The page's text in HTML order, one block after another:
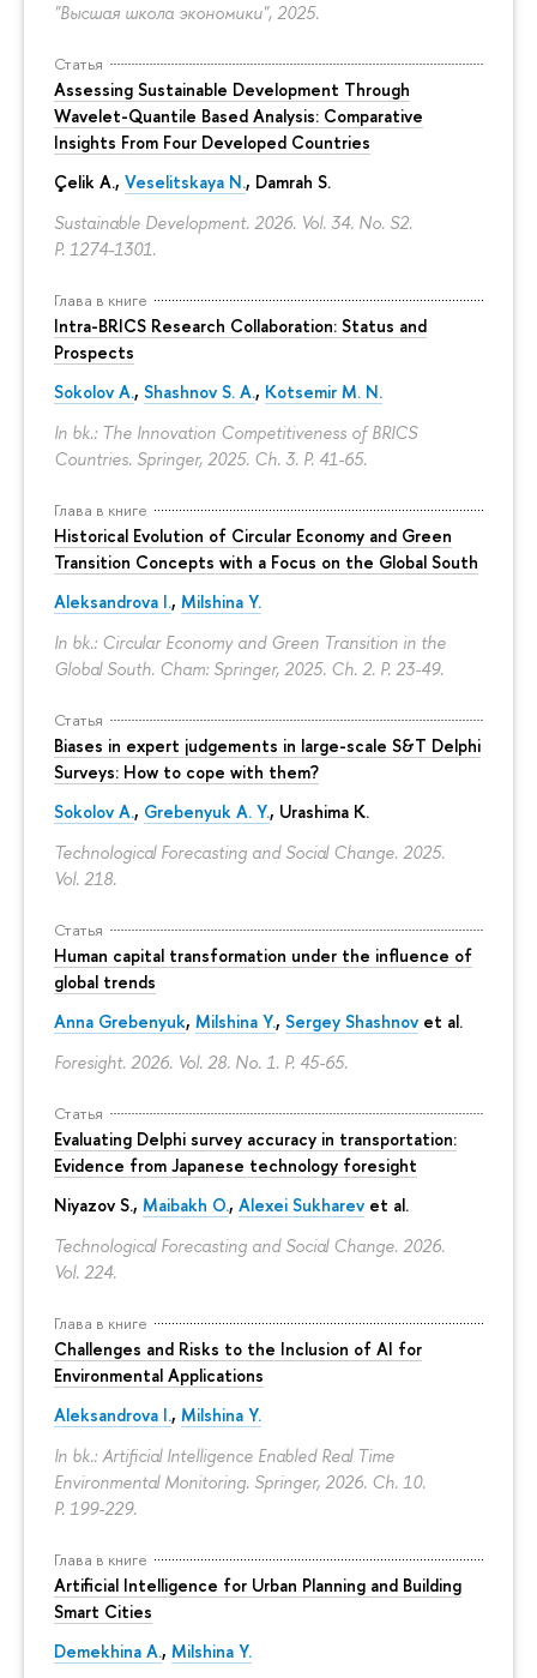
"Высшая школа экономики", 2025.
Статья
Assessing Sustainable Development Through
Wavelet-Quantile Based Analysis: Comparative
Insights From Four Developed Countries
Çelik A., Veselitskaya N., Damrah S.
Sustainable Development. 2026. Vol. 34. No. S2.
P. 1274-1301.
Глава в книге
Intra-BRICS Research Collaboration: Status and
Prospects
Sokolov A., Shashnov S. A., Kotsemir M. N.
In bk.: The Innovation Competitiveness of BRICS
Countries. Springer, 2025. Ch. 3. P. 41-65.
Глава в книге
Historical Evolution of Circular Economy and Green
Transition Concepts with a Focus on the Global South
Aleksandrova I., Milshina Y.
In bk.: Circular Economy and Green Transition in the
Global South. Cham: Springer, 2025. Ch. 2. P. 23-49.
Статья
Biases in expert judgements in large-scale S&T Delphi
Surveys: How to cope with them?
Sokolov A., Grebenyuk A. Y., Urashima K.
Technological Forecasting and Social Change. 2025.
Vol. 218.
Статья
Human capital transformation under the influence of
global trends
Anna Grebenyuk, Milshina Y., Sergey Shashnov et al.
Foresight. 2026. Vol. 28. No. 1. P. 45-65.
Статья
Evaluating Delphi survey accuracy in transportation:
Evidence from Japanese technology foresight
Niyazov S., Maibakh O., Alexei Sukharev et al.
Technological Forecasting and Social Change. 2026.
Vol. 224.
Глава в книге
Challenges and Risks to the Inclusion of AI for
Environmental Applications
Aleksandrova I., Milshina Y.
In bk.: Artificial Intelligence Enabled Real Time
Environmental Monitoring. Springer, 2026. Ch. 10.
P. 199-229.
Глава в книге
Artificial Intelligence for Urban Planning and Building
Smart Cities
Demekhina A., Milshina Y.